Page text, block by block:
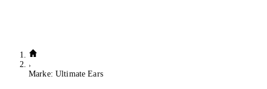
Marke: Ultimate Ears